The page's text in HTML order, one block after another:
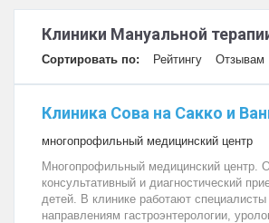
Клиники Мануальной
Сортировать по: Рейтингу Отзывам
Клиника Сова на Сакко и
многопрофильный медицинский центр
Многопрофильный медицинский центр.
консультативный и диагностический
детей. В клинике работают специалисты
направлениям гастроэнтерологии,